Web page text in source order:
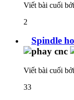
Viết bài cuối bởi
2
Spindle
Viết bài cuối bởi
33